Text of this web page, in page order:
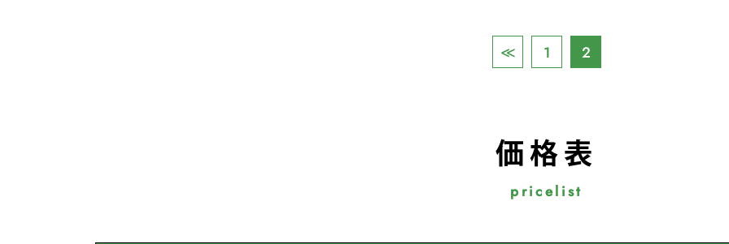
≪ 1 2
価格表
pricelist